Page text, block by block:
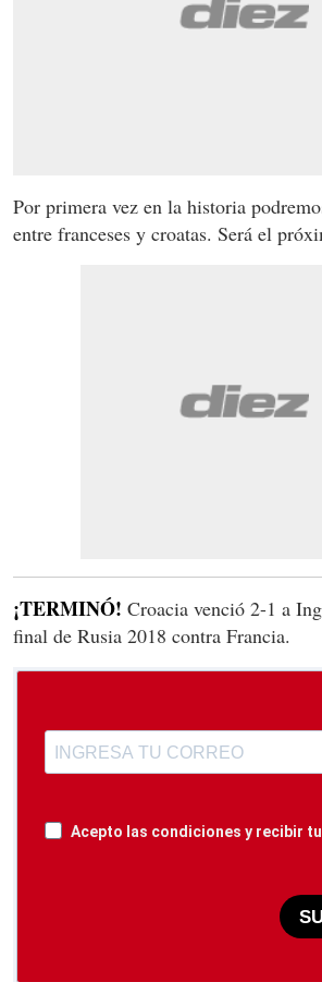
Por primera vez en la historia
entre franceses y croatas. Será el
¡TERMINÓ! Croacia venció 2-1 a
final de Rusia 2018 contra Francia.
Acepto las condiciones y recibir